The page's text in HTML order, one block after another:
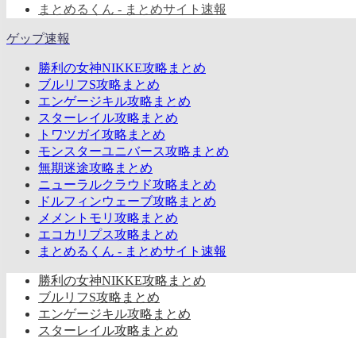
まとめるくん - まとめサイト速報
ゲップ速報
勝利の女神NIKKE攻略まとめ
ブルリフS攻略まとめ
エンゲージキル攻略まとめ
スターレイル攻略まとめ
トワツガイ攻略まとめ
モンスターユニバース攻略まとめ
無期迷途攻略まとめ
ニューラルクラウド攻略まとめ
ドルフィンウェーブ攻略まとめ
メメントモリ攻略まとめ
エコカリプス攻略まとめ
まとめるくん - まとめサイト速報
勝利の女神NIKKE攻略まとめ
ブルリフS攻略まとめ
エンゲージキル攻略まとめ
スターレイル攻略まとめ